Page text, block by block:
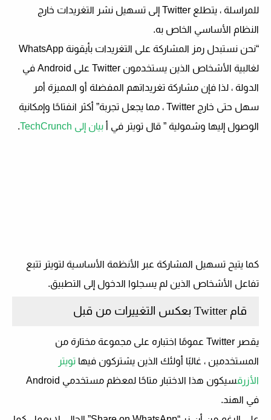
للمراسلة ، يتطلع Twitter إلى تسهيل نشر التغريدات خارج
النظام الأساسي الخاص به.
“نحن نستبدل رمز المشاركة على التغريدات بأيقونة WhatsApp
لغالبية الأشخاص الذين يستخدمون Twitter على Android في
الدولة ، لذا فإن مشاركة تغريداتهم المفضلة أو المميزة أمر
سهل حتى خارج Twitter ، مما يجعل تجربة” أكثر انفتاحًا وإمكانية
الوصول إليها وشمولية ” قال تويتر في أ بيان إلى TechCrunch .
كما يتيح تسهيل المشاركة عبر الأنظمة الأساسية لتويتر تتبع
تفاعل الأشخاص الذين لم يسجلوا الدخول إلى التطبيق.
قام Twitter بعكس التغييرات من قبل
يقصر Twitter عمومًا اختباره على مجموعة مختارة من
المستخدمين ، غالبًا أولئك الذين يشتركون فيها تويتر
الأزرق
سيكون هذا الاختبار متاحًا لمعظم مستخدمي Android
في الهند.